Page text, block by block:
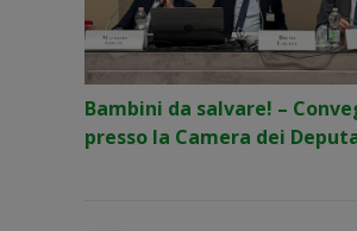
Bambini da salvare! –
presso la Camera dei